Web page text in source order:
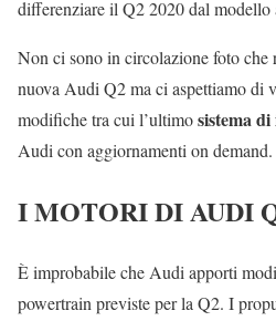
differenziare il Q2 2020 dal modello
Non ci sono in circolazione foto che
nuova Audi Q2 ma ci aspettiamo di
modifiche tra cui l’ultimosistema
Audi con aggiornamenti on demand.
I MOTORI DI AUDI
È improbabile che Audi apporti
powertrain previste per la Q2. I